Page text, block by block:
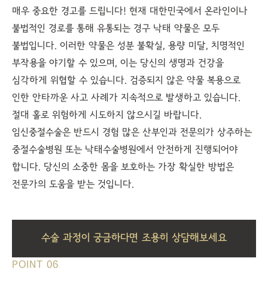
매우 중요한 경고를 드립니다! 현재 대한민국에서 온라인이나
불법적인 경로를 통해 유통되는 경구 낙태 약물은 모두
불법입니다. 이러한 약물은 성분 불확실, 용량 미달, 치명적인
부작용을 야기할 수 있으며, 이는 당신의 생명과 건강을
심각하게 위협할 수 있습니다. 검증되지 않은 약물 복용으로
인한 안타까운 사고 사례가 지속적으로 발생하고 있습니다.
절대 홀로 위험하게 시도하지 않으시길 바랍니다.
임신중절수술은 반드시 경험 많은 산부인과 전문의가 상주하는
중절수술병원 또는 낙태수술병원에서 안전하게 진행되어야
합니다. 당신의 소중한 몸을 보호하는 가장 확실한 방법은
전문가의 도움을 받는 것입니다.
수술 과정이 궁금하다면 조용히 상담해보세요
POINT 06